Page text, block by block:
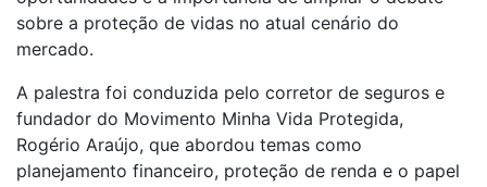
sobre a proteção de vidas no atual cenário do
mercado.
A palestra foi conduzida pelo corretor de seguros e
fundador do Movimento Minha Vida Protegida,
Rogério Araújo, que abordou temas como
planejamento financeiro, proteção de renda e o papel